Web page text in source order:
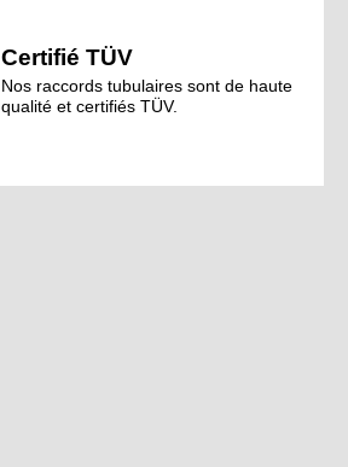
Certifié TÜV
Nos raccords tubulaires sont de haute
qualité et certifiés TÜV.